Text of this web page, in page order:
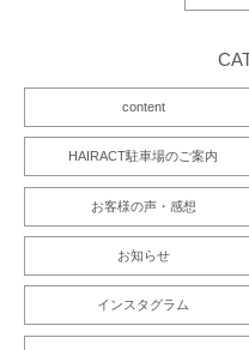
content
HAIRACT駐車場のご案内
お客様の声・感想
お知らせ
インスタグラム